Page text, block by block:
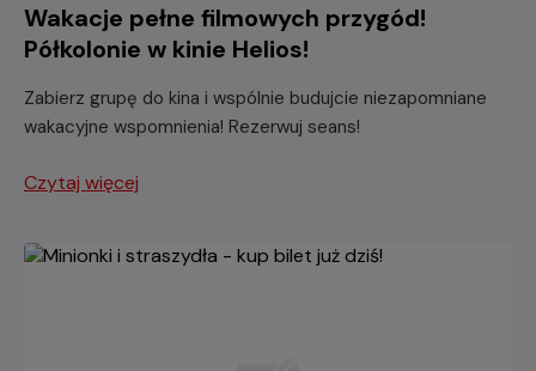
Wakacje pełne filmowych przygód!
Półkolonie w kinie Helios!
Zabierz grupę do kina i wspólnie budujcie niezapomniane
wakacyjne wspomnienia! Rezerwuj seans!
Czytaj więcej